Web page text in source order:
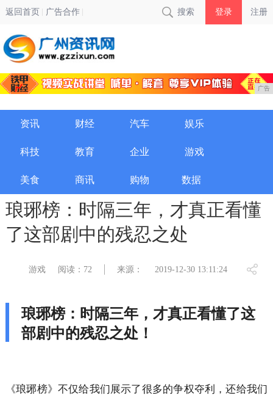
返回首页 广告合作 搜索 登录 注册
广告
资讯 财经 汽车 娱乐
科技 教育 企业 游戏
美食 商讯 购物 数据
琅琊榜：时隔三年，才真正看懂
了这部剧中的残忍之处
游戏 阅读：72 来源： 2019-12-30 13:11:24
琅琊榜：时隔三年，才真正看懂了这
部剧中的残忍之处！
《琅琊榜》不仅给我们展示了很多的争权夺利，还给我们